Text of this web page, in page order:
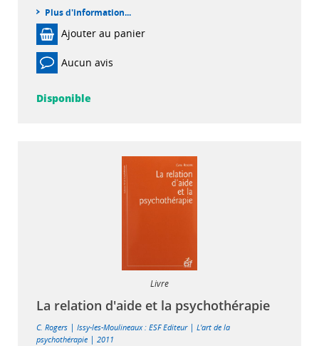
Plus d'information...
Ajouter au panier
Aucun avis
Disponible
Livre
La relation d'aide et la psychothérapie
C. Rogers | Issy-les-Moulineaux : ESF Editeur| L'art de la
psychothérapie | 2011